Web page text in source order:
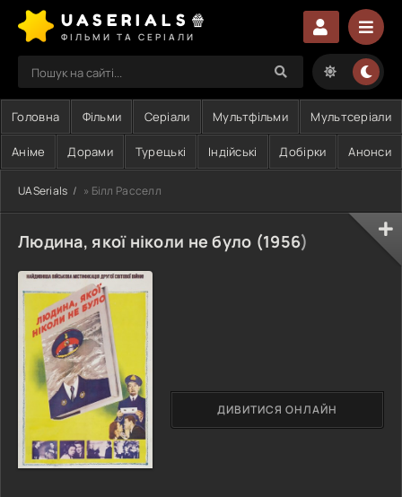
UASERIALS🍿
ФІЛЬМИ ТА СЕРІАЛИ
Головна Фільми Серіали Мультфільми Мультсеріали
Аніме Дорами Турецькі Індійські Добірки Анонси
UASerials » Білл Расселл
Людина, якої ніколи не було (1956)
ДИВИТИСЯ ОНЛАЙН